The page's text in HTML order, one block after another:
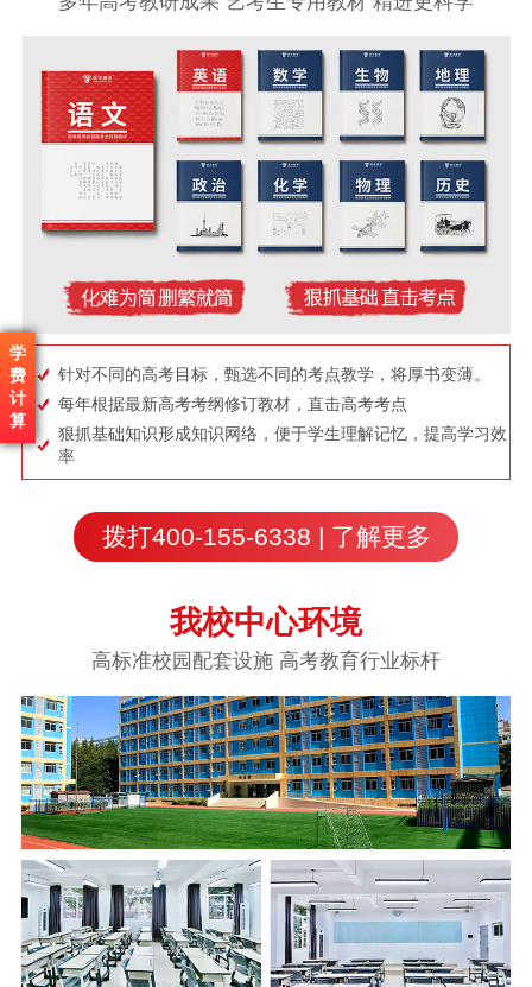
针对不同的高考目标，甄选不同的考点教学，将厚书变薄。
每年根据最新高考考纲修订教材，直击高考考点
狠抓基础知识形成知识网络，便于学生理解记忆，提高学习效
率
拨打400-155-6338 | 了解更多
我校中心环境
高标准校园配套设施 高考教育行业标杆
学
费
计
算